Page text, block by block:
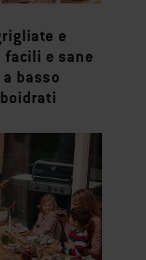
e
facili e sane
basso